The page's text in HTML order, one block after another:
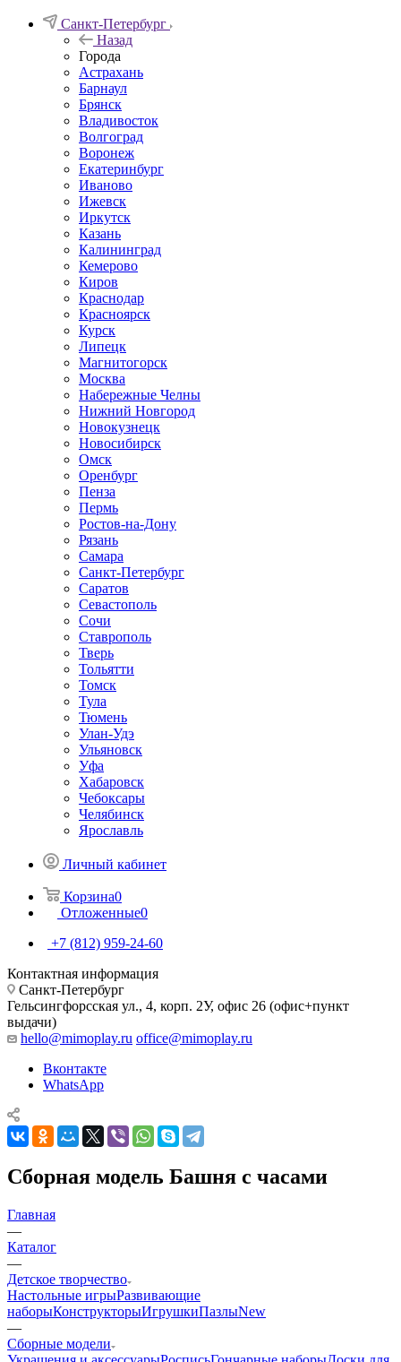
Санкт-Петербург
Назад
Города
Астрахань
Барнаул
Брянск
Владивосток
Волгоград
Воронеж
Екатеринбург
Иваново
Ижевск
Иркутск
Казань
Калининград
Кемерово
Киров
Краснодар
Красноярск
Курск
Липецк
Магнитогорск
Москва
Набережные Челны
Нижний Новгород
Новокузнецк
Новосибирск
Омск
Оренбург
Пенза
Пермь
Ростов-на-Дону
Рязань
Самара
Санкт-Петербург
Саратов
Севастополь
Сочи
Ставрополь
Тверь
Тольятти
Томск
Тула
Тюмень
Улан-Удэ
Ульяновск
Уфа
Хабаровск
Чебоксары
Челябинск
Ярославль
Личный кабинет
Корзина0
Отложенные0
+7 (812) 959-24-60
Контактная информация
Санкт-Петербург
Гельсингфорсская ул., 4, корп. 2У, офис 26 (офис+пункт
выдачи)
hello@mimoplay.ru office@mimoplay.ru
Вконтакте
WhatsApp
Сборная модель Башня с часами
Главная
—
Каталог
—
Детское творчество
Настольные игрыРазвивающие
наборыКонструкторыИгрушкиПазлыNew
—
Сборные модели